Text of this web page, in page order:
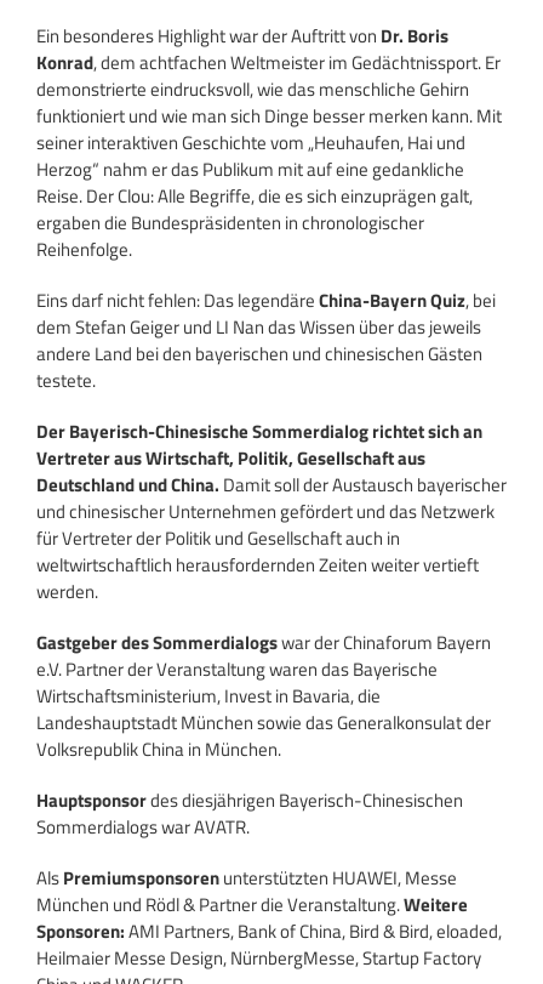
Ein besonderes Highlight war der Auftritt von Dr. Boris
Konrad, dem achtfachen Weltmeister im Gedächtnissport. Er
demonstrierte eindrucksvoll, wie das menschliche Gehirn
funktioniert und wie man sich Dinge besser merken kann. Mit
seiner interaktiven Geschichte vom „Heuhaufen, Hai und
Herzog“ nahm er das Publikum mit auf eine gedankliche
Reise. Der Clou: Alle Begriffe, die es sich einzuprägen galt,
ergaben die Bundespräsidenten in chronologischer
Reihenfolge.
Eins darf nicht fehlen: Das legendäreChina-Bayern Quiz, bei
dem Stefan Geiger und LI Nan das Wissen über das jeweils
andere Land bei den bayerischen und chinesischen Gästen
testete.
Der Bayerisch-Chinesische Sommerdialog richtet sich an
Vertreter aus Wirtschaft, Politik, Gesellschaft aus
Deutschland und China. Damit soll der Austausch bayerischer
und chinesischer Unternehmen gefördert und das Netzwerk
für Vertreter der Politik und Gesellschaft auch in
weltwirtschaftlich herausfordernden Zeiten weiter vertieft
werden.
Gastgeber des Sommerdialogswar der Chinaforum Bayern
e.V. Partner der Veranstaltung waren das Bayerische
Wirtschaftsministerium, Invest in Bavaria, die
Landeshauptstadt München sowie das Generalkonsulat der
Volksrepublik China in München.
Hauptsponsordes diesjährigen Bayerisch-Chinesischen
Sommerdialogs war AVATR.
AlsPremiumsponsorenunterstützten HUAWEI, Messe
München und Rödl & Partner die Veranstaltung.Weitere
Sponsoren:AMI Partners, Bank of China, Bird & Bird, eloaded,
Heilmaier Messe Design, NürnbergMesse, Startup Factory